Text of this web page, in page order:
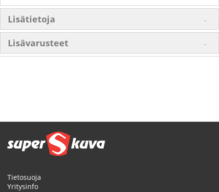
Lisätietoja
Lisävarusteet
Tietosuoja
Yritysinfo